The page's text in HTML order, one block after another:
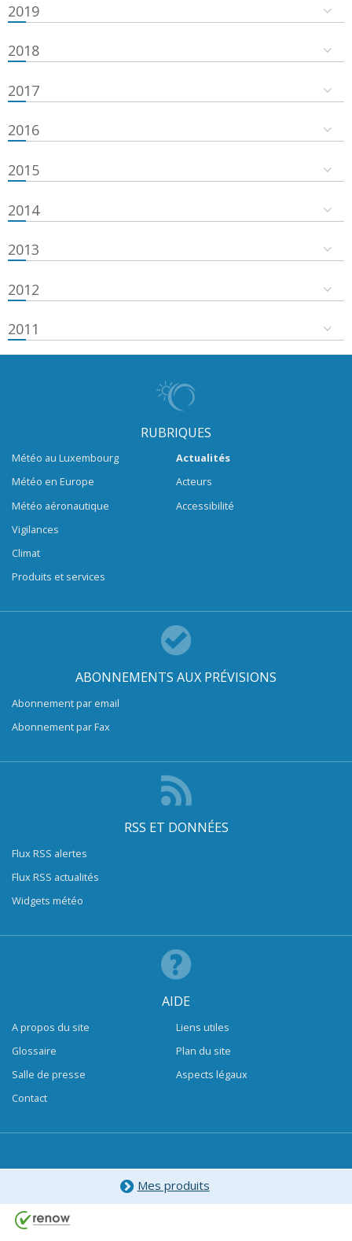
2019
2018
2017
2016
2015
2014
2013
2012
2011
RUBRIQUES
Météo au Luxembourg
Météo en Europe
Météo aéronautique
Vigilances
Climat
Produits et services
Actualités
Acteurs
Accessibilité
ABONNEMENTS AUX PRÉVISIONS
Abonnement par email
Abonnement par Fax
RSS ET DONNÉES
Flux RSS alertes
Flux RSS actualités
Widgets météo
AIDE
A propos du site
Glossaire
Salle de presse
Contact
Liens utiles
Plan du site
Aspects légaux
Mes produits